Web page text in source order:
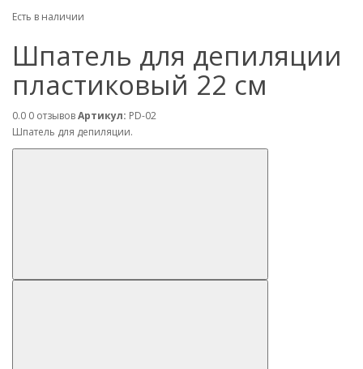
Есть в наличии
Шпатель для депиляции
пластиковый 22 см
0.0 0 отзывовАртикул: PD-02
Шпатель для депиляции.